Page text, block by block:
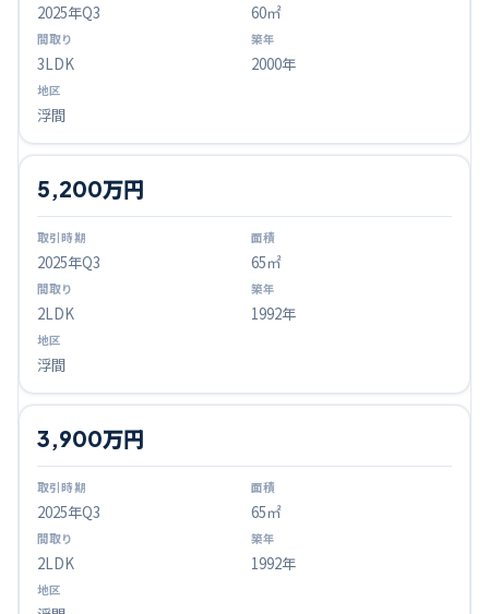
2025年Q3 60㎡
3LDK 2000年
浮間
2025年Q3
5,200万円
65㎡
2LDK 1992年
浮間
2025年Q3
3,900万円
65㎡
2LDK 1992年